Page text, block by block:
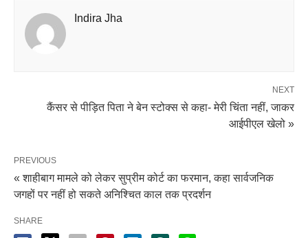
Indira Jha
NEXT
कैंसर से पीड़ित पिता ने बेन स्टोक्स से कहा- मेरी चिंता नहीं, जाकर
आईपीएल खेलो »
PREVIOUS
« शाहीबाग मामले को लेकर सुप्रीम कोर्ट का फरमान, कहा सार्वजनिक
जगहों पर नहीं हो सकते अनिश्चित काल तक प्रदर्शन
SHARE